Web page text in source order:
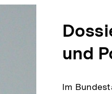
und
Im